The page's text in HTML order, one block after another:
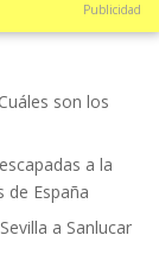
Publicidad
son los
a la
de España
a Sanlucar